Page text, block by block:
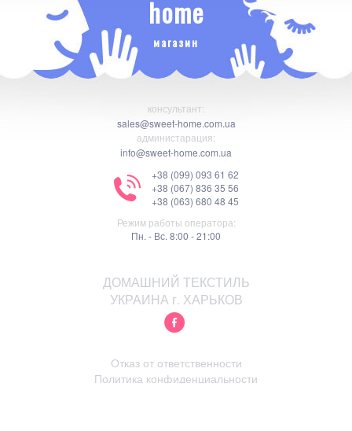
home
магазин
консультант:
sales@sweet-home.com.ua
администарация:
info@sweet-home.com.ua
+38 (099) 093 61 62
+38 (067) 836 35 56
+38 (063) 680 48 45
Режим работы оператора:
Пн. - Вс. 8:00 - 21:00
ДОМАШНИЙ ТЕКСТИЛЬ
УКРАИНА г. ХАРЬКОВ
Отказ от ответственности
Политика конфиденциальности